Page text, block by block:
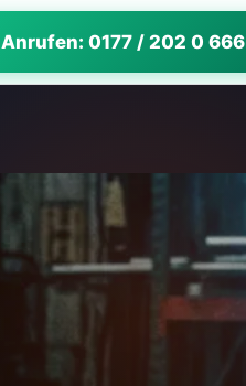
Anrufen: 0177 / 202 0 666